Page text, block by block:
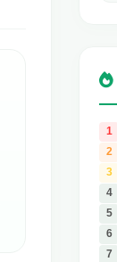
1
2
3
4
5
6
7